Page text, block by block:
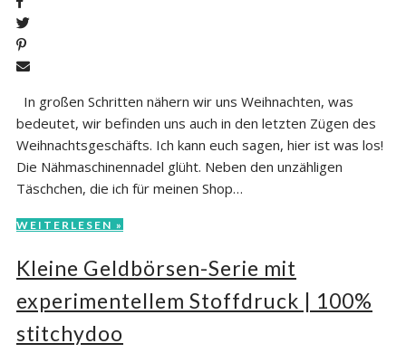
In großen Schritten nähern wir uns Weihnachten, was
bedeutet, wir befinden uns auch in den letzten Zügen des
Weihnachtsgeschäfts. Ich kann euch sagen, hier ist was los!
Die Nähmaschinennadel glüht. Neben den unzähligen
Täschchen, die ich für meinen Shop…
WEITERLESEN »
Kleine Geldbörsen-Serie mit
experimentellem Stoffdruck | 100%
stitchydoo